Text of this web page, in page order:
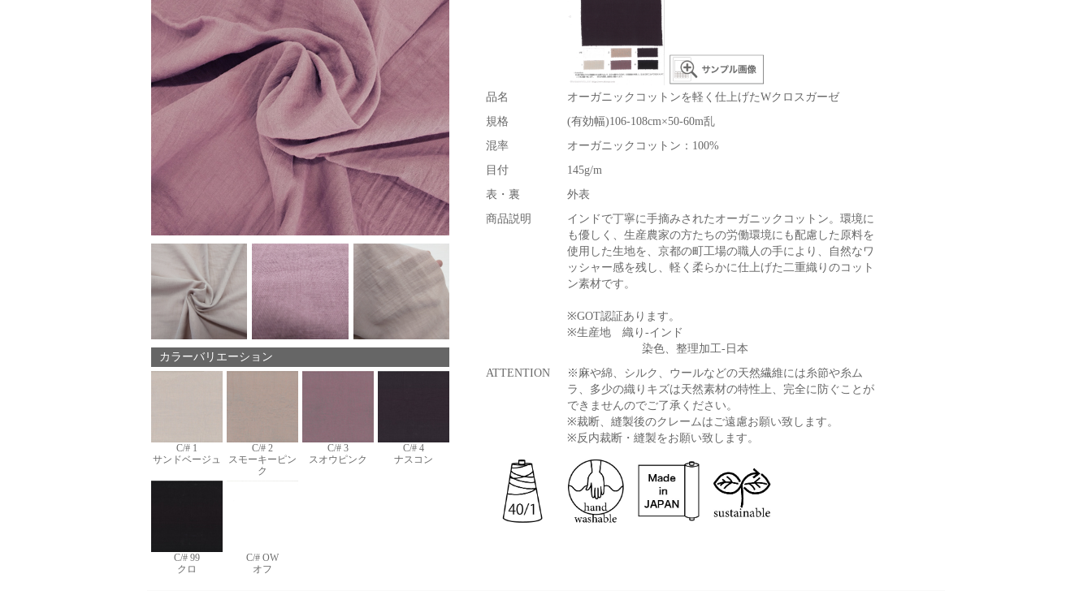
カラーバリエーション
C/# 1
サンドベージュ
C/# 2
スモーキーピン
ク
C/# 3
スオウピンク
C/# 4
ナスコン
C/# 99
クロ
C/# OW
オフ
品名
オーガニックコットンを軽く仕上げたWクロスガーゼ
規格
(有効幅)106-108cm×50-60m乱
混率
オーガニックコットン：100%
目付
145g/m
表・裏
外表
商品説明
インドで丁寧に手摘みされたオーガニックコットン。環境に
も優しく、生産農家の方たちの労働環境にも配慮した原料を
使用した生地を、京都の町工場の職人の手により、自然なワ
ッシャー感を残し、軽く柔らかに仕上げた二重織りのコット
ン素材です。
※GOT認証あります。
※生産地 織り-インド
染色、整理加工-日本
ATTENTION
※麻や綿、シルク、ウールなどの天然繊維には糸節や糸ム
ラ、多少の織りキズは天然素材の特性上、完全に防ぐことが
できませんのでご了承ください。
※裁断、縫製後のクレームはご遠慮お願い致します。
※反内裁断・縫製をお願い致します。